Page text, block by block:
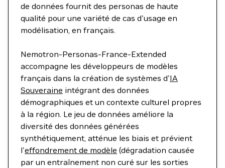
de données fournit des personas de haute
qualité pour une variété de cas d'usage en
modélisation, en français.
Nemotron-Personas-France-Extended
accompagne les développeurs de modèles
français dans la création de systèmes d'IA
Souveraine intégrant des données
démographiques et un contexte culturel propres
à la région. Le jeu de données améliore la
diversité des données générées
synthétiquement, atténue les biais et prévient
l'effondrement de modèle (dégradation causée
par un entraînement non curé sur les sorties